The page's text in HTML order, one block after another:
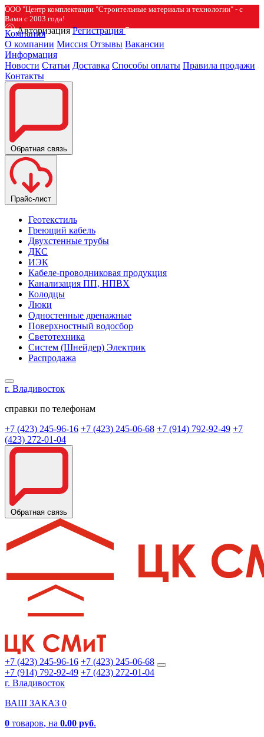
ООО "Центр комплектации "Строительные материалы и технологии" - с
Вами с 2003 года!
Авторизация Регистрация
Компания
О компании Миссия Отзывы Вакансии
Информация
Новости Статьи Доставка Способы оплаты Правила продажи
Контакты
Обратная связь
Прайс-лист
Геотекстиль
Греющий кабель
Двухстенные трубы
ДКС
ИЭК
Кабеле-проводниковая продукция
Канализация ПП, НПВХ
Колодцы
Люки
Одностенные дренажные
Поверхностный водосбор
Светотехника
Систем (Шнейдер) Электрик
Распродажа
г. Владивосток
справки по телефонам
+7 (423) 245-96-16 +7 (423) 245-06-68 +7 (914) 792-92-49 +7
(423) 272-01-04
Обратная связь
+7 (423) 245-96-16 +7 (423) 245-06-68
+7 (914) 792-92-49 +7 (423) 272-01-04
г. Владивосток
ВАШ ЗАКАЗ 0
0 товаров, на 0.00 руб.